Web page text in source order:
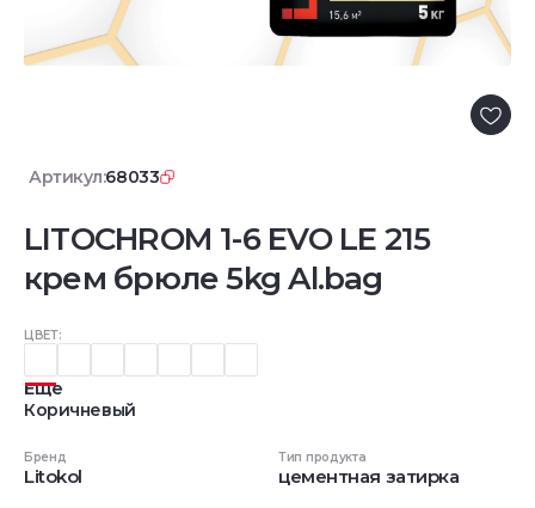
Артикул:68033
LITOCHROM 1-6 EVO LE 215
крем брюле 5kg Al.bag
ЦВЕТ:
Еще
Коричневый
Бренд
Litokol
Тип продукта
цементная затирка